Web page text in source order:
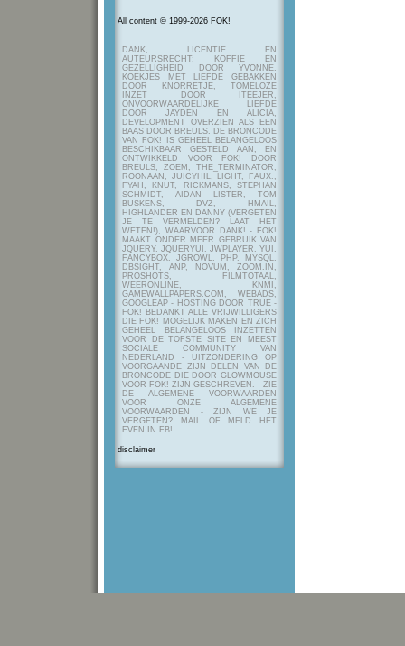
All content © 1999-2026 FOK!
DANK, LICENTIE EN
AUTEURSRECHT: KOFFIE EN
GEZELLIGHEID DOOR YVONNE,
KOEKJES MET LIEFDE GEBAKKEN
DOOR KNORRETJE, TOMELOZE
INZET DOOR ITEEJER,
ONVOORWAARDELIJKE LIEFDE
DOOR JAYDEN EN ALICIA,
DEVELOPMENT OVERZIEN ALS EEN
BAAS DOOR BREULS. DE BRONCODE
VAN FOK! IS GEHEEL BELANGELOOS
BESCHIKBAAR GESTELD AAN, EN
ONTWIKKELD VOOR FOK! DOOR
BREULS, ZOEM, THE_TERMINATOR,
ROONAAN, JUICYHIL, LIGHT, FAUX.,
FYAH, KNUT, RICKMANS, STEPHAN
SCHMIDT, AIDAN LISTER, TOM
BUSKENS, DVZ, HMAIL,
HIGHLANDER EN DANNY (VERGETEN
JE TE VERMELDEN? LAAT HET
WETEN!), WAARVOOR DANK! - FOK!
MAAKT ONDER MEER GEBRUIK VAN
JQUERY, JQUERYUI, JWPLAYER, YUI,
FANCYBOX, JGROWL, PHP, MYSQL,
DBSIGHT, ANP, NOVUM, ZOOM.IN,
PROSHOTS, FILMTOTAAL,
WEERONLINE, KNMI,
GAMEWALLPAPERS.COM, WEBADS,
GOOGLEAP - HOSTING DOOR TRUE -
FOK! BEDANKT ALLE VRIJWILLIGERS
DIE FOK! MOGELIJK MAKEN EN ZICH
GEHEEL BELANGELOOS INZETTEN
VOOR DE TOFSTE SITE EN MEEST
SOCIALE COMMUNITY VAN
NEDERLAND - UITZONDERING OP
VOORGAANDE ZIJN DELEN VAN DE
BRONCODE DIE DOOR GLOWMOUSE
VOOR FOK! ZIJN GESCHREVEN. - ZIE
DE ALGEMENE VOORWAARDEN
VOOR ONZE ALGEMENE
VOORWAARDEN - ZIJN WE JE
VERGETEN? MAIL OF MELD HET
EVEN IN FB!
disclaimer